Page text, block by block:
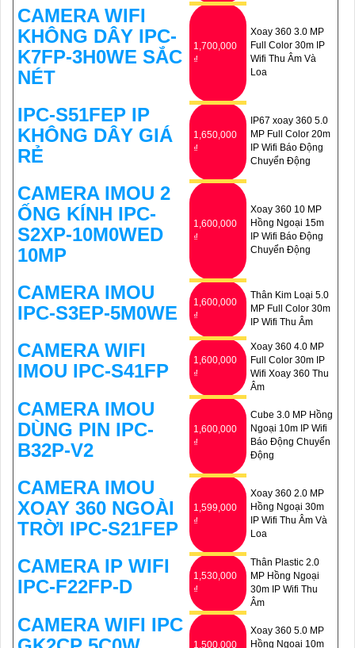
CAMERA WIFI
KHÔNG DÂY IPC-
K7FP-3H0WE SẮC
NÉT
1,700,000
₫
Xoay 360 3.0 MP
Full Color 30m IP
Wifi Thu Âm Và
Loa
IPC-S51FEP IP
KHÔNG DÂY GIÁ
RẺ
1,650,000
₫
IP67 xoay 360 5.0
MP Full Color 20m
IP Wifi Báo Động
Chuyển Động
CAMERA IMOU 2
ỐNG KÍNH IPC-
S2XP-10M0WED
10MP
1,600,000
₫
Xoay 360 10 MP
Hồng Ngoại 15m
IP Wifi Báo Động
Chuyển Động
CAMERA IMOU
IPC-S3EP-5M0WE
1,600,000
₫
Thân Kim Loại 5.0
MP Full Color 30m
IP Wifi Thu Âm
CAMERA WIFI
IMOU IPC-S41FP
1,600,000
₫
Xoay 360 4.0 MP
Full Color 30m IP
Wifi Xoay 360 Thu
Âm
CAMERA IMOU
DÙNG PIN IPC-
B32P-V2
1,600,000
₫
Cube 3.0 MP Hồng
Ngoại 10m IP Wifi
Báo Động Chuyển
Động
CAMERA IMOU
XOAY 360 NGOÀI
TRỜI IPC-S21FEP
1,599,000
₫
Xoay 360 2.0 MP
Hồng Ngoại 30m
IP Wifi Thu Âm Và
Loa
CAMERA IP WIFI
IPC-F22FP-D
1,530,000
₫
Thân Plastic 2.0
MP Hồng Ngoại
30m IP Wifi Thu
Âm
CAMERA WIFI IPC
1,500,000
Xoay 360 5.0 MP
Hồng Ngoại 10m